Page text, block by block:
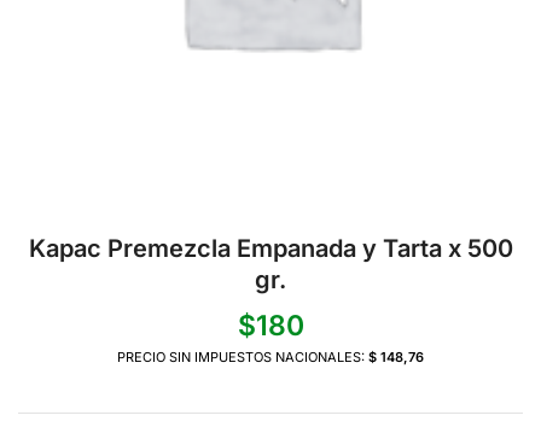
Kapac Premezcla Empanada y Tarta x 500
gr.
$180
PRECIO SIN IMPUESTOS NACIONALES: $ 148,76